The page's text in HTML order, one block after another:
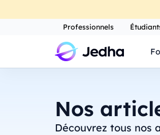
Professionnels
Nos
Découvrez tous